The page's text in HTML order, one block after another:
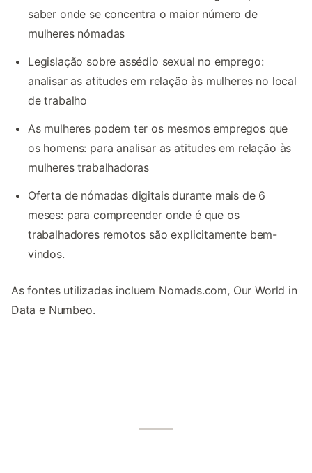
saber onde se concentra o maior número de
mulheres nómadas
Legislação sobre assédio sexual no emprego:
analisar as atitudes em relação às mulheres no local
de trabalho
As mulheres podem ter os mesmos empregos que
os homens: para analisar as atitudes em relação às
mulheres trabalhadoras
Oferta de nómadas digitais durante mais de 6
meses: para compreender onde é que os
trabalhadores remotos são explicitamente bem-
vindos.
As fontes utilizadas incluem Nomads.com, Our World in
Data e Numbeo.